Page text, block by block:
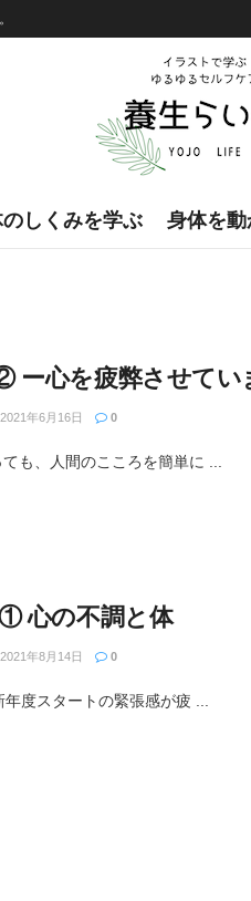
しくみを学ぶ 身体を動
ー心を疲弊させてい
年6月16日 0
も、人間のこころを簡単に ...
心の不調と体
年8月14日 0
度スタートの緊張感が疲 ...